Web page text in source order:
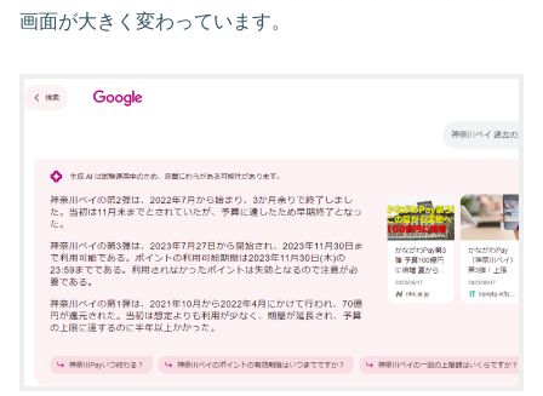
画面が大きく変わっています。